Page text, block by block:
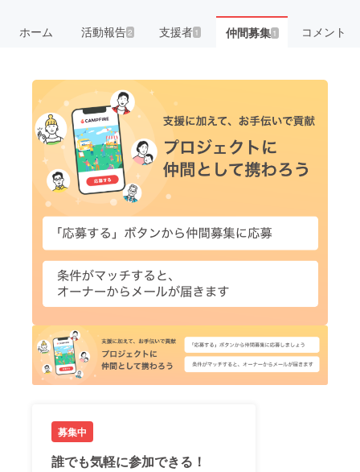
ホーム 活動報告2 支援者 1 仲間募集 1 コメント
募集中
誰でも気軽に参加できる！